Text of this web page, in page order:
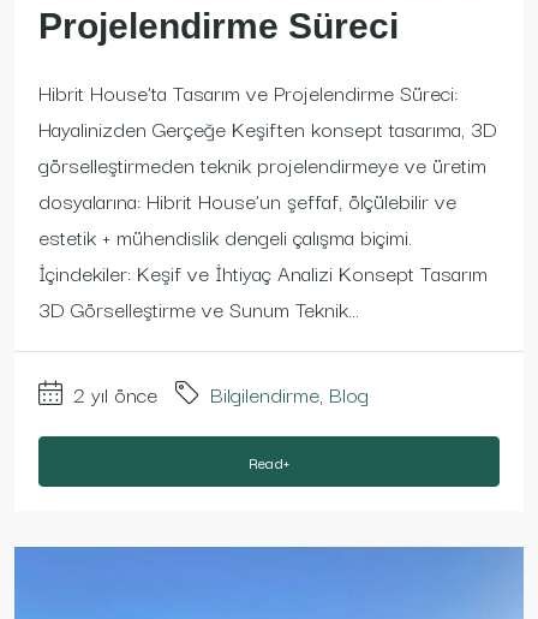
Projelendirme Süreci
Hibrit House’ta Tasarım ve Projelendirme Süreci:
Hayalinizden Gerçeğe Keşiften konsept tasarıma, 3D
görselleştirmeden teknik projelendirmeye ve üretim
dosyalarına: Hibrit House’un şeffaf, ölçülebilir ve
estetik + mühendislik dengeli çalışma biçimi.
İçindekiler: Keşif ve İhtiyaç Analizi Konsept Tasarım
3D Görselleştirme ve Sunum Teknik...
2 yıl önce Bilgilendirme, Blog
Read+